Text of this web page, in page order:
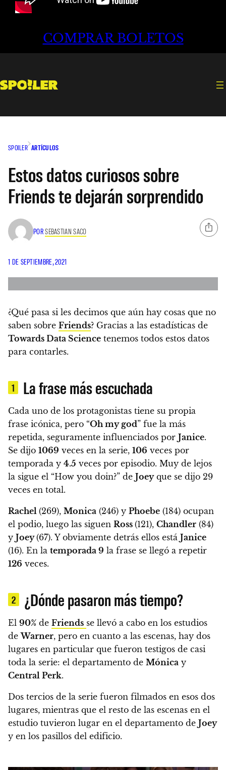
COMPRAR BOLETOS
SPOILER ARTÍCULOS
Estos datos curiosos sobre
Friends te dejarán sorprendido
PORSEBASTIAN SACO
1 DE SEPTIEMBRE, 2021
¿Qué pasa si les decimos que aún hay cosas que no
saben sobre Friends? Gracias a las estadísticas de
Towards Data Science tenemos todos estos datos
para contarles.
1 La frase más escuchada
Cada uno de los protagonistas tiene su propia
frase icónica, pero “Oh my god” fue la más
repetida, seguramente influenciados por Janice.
Se dijo 1069 veces en la serie, 106 veces por
temporada y 4.5 veces por episodio. Muy de lejos
la sigue el “How you doin?” de Joeyque se dijo 29
veces en total.
Rachel (269), Monica (246) y Phoebe (184) ocupan
el podio, luego las siguen Ross (121), Chandler (84)
y Joey(67). Y obviamente detrás ellos está Janice
(16). En la temporada 9 la frase se llegó a repetir
126 veces.
2 ¿Dónde pasaron más tiempo?
El 90% de Friends se llevó a cabo en los estudios
deWarner, pero en cuanto a las escenas, hay dos
lugares en particular que fueron testigos de casi
toda la serie: el departamento de Mónica y
Central Perk.
Dos tercios de la serie fueron filmados en esos dos
lugares, mientras que el resto de las escenas en el
estudio tuvieron lugar en el departamento de Joey
y en los pasillos del edificio.